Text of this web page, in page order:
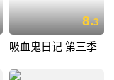
8.3
吸血鬼日记 第三季